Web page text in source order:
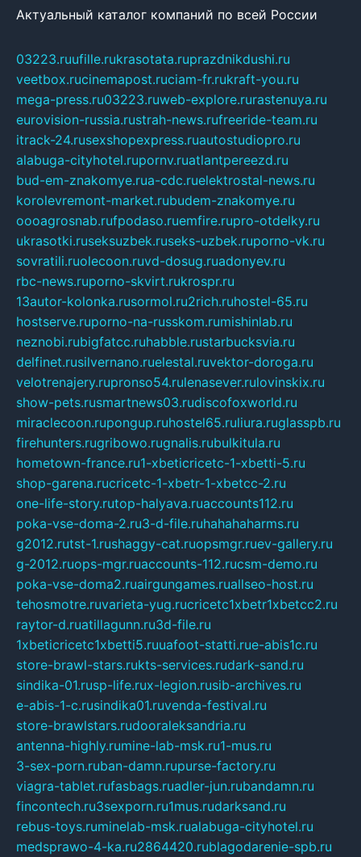
Актуальный каталог компаний по всей России
03223.ruufille.rukrasotata.ruprazdnikdushi.ru
veetbox.rucinemapost.ruciam-fr.rukraft-you.ru
mega-press.ru03223.ruweb-explore.rurastenuya.ru
eurovision-russia.rustrah-news.rufreeride-team.ru
itrack-24.rusexshopexpress.ruautostudiopro.ru
alabuga-cityhotel.rupornv.ruatlantpereezd.ru
bud-em-znakomye.rua-cdc.ruelektrostal-news.ru
korolevremont-market.rubudem-znakomye.ru
oooagrosnab.rufpodaso.ruemfire.rupro-otdelky.ru
ukrasotki.ruseksuzbek.ruseks-uzbek.ruporno-vk.ru
sovratili.ruolecoon.ruvd-dosug.ruadonyev.ru
rbc-news.ruporno-skvirt.rukrospr.ru
13autor-kolonka.rusormol.ru2rich.ruhostel-65.ru
hostserve.ruporno-na-russkom.rumishinlab.ru
neznobi.rubigfatcc.ruhabble.rustarbucksvia.ru
delfinet.rusilvernano.ruelestal.ruvektor-doroga.ru
velotrenajery.rupronso54.rulenasever.rulovinskix.ru
show-pets.rusmartnews03.rudiscofoxworld.ru
miraclecoon.rupongup.ruhostel65.ruliura.ruglasspb.ru
firehunters.rugribowo.rugnalis.rubulkitula.ru
hometown-france.ru1-xbeticricetc-1-xbetti-5.ru
shop-garena.rucricetc-1-xbetr-1-xbetcc-2.ru
one-life-story.rutop-halyava.ruaccounts112.ru
poka-vse-doma-2.ru3-d-file.ruhahahaharms.ru
g2012.rutst-1.rushaggy-cat.ruopsmgr.ruev-gallery.ru
g-2012.ruops-mgr.ruaccounts-112.rucsm-demo.ru
poka-vse-doma2.ruairgungames.ruallseo-host.ru
tehosmotre.ruvarieta-yug.rucricetc1xbetr1xbetcc2.ru
raytor-d.ruatillagunn.ru3d-file.ru
1xbeticricetc1xbetti5.ruuafoot-statti.rue-abis1c.ru
store-brawl-stars.rukts-services.rudark-sand.ru
sindika-01.rusp-life.rux-legion.rusib-archives.ru
e-abis-1-c.rusindika01.ruvenda-festival.ru
store-brawlstars.rudooraleksandria.ru
antenna-highly.rumine-lab-msk.ru1-mus.ru
3-sex-porn.ruban-damn.rupurse-factory.ru
viagra-tablet.rufasbags.ruadler-jun.rubandamn.ru
fincontech.ru3sexporn.ru1mus.rudarksand.ru
rebus-toys.ruminelab-msk.rualabuga-cityhotel.ru
medsprawo-4-ka.ru2864420.rublagodarenie-spb.ru